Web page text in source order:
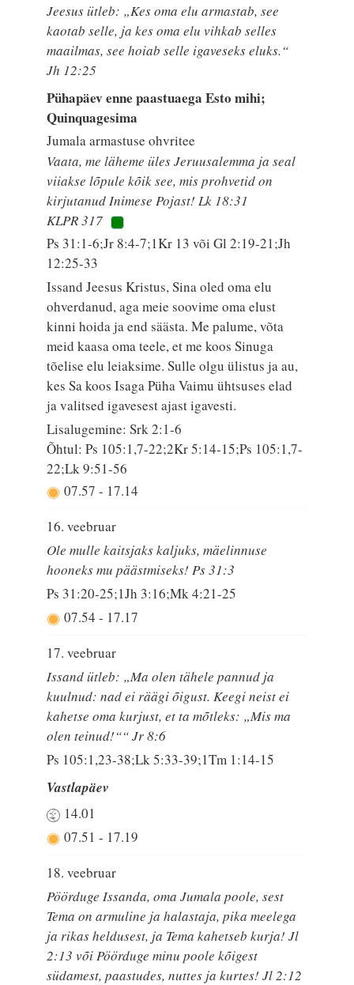
Jeesus ütleb: „Kes oma elu armastab, see
kaotab selle, ja kes oma elu vihkab selles
maailmas, see hoiab selle igaveseks eluks.“
Jh 12:25
Pühapäev enne paastuaega Esto mihi;
Quinquagesima
Jumala armastuse ohvritee
Vaata, me läheme üles Jeruusalemma ja seal
viiakse lõpule kõik see, mis prohvetid on
kirjutanud Inimese Pojast! Lk 18:31
KLPR 317
Ps 31:1-6;Jr 8:4-7;1Kr 13 või Gl 2:19-21;Jh
12:25-33
Issand Jeesus Kristus, Sina oled oma elu
ohverdanud, aga meie soovime oma elust
kinni hoida ja end säästa. Me palume, võta
meid kaasa oma teele, et me koos Sinuga
tõelise elu leiaksime. Sulle olgu ülistus ja au,
kes Sa koos Isaga Püha Vaimu ühtsuses elad
ja valitsed igavesest ajast igavesti.
Lisalugemine: Srk 2:1-6
Õhtul: Ps 105:1,7-22;2Kr 5:14-15;Ps 105:1,7-
22;Lk 9:51-56
07.57- 17.14
16. veebruar
Ole mulle kaitsjaks kaljuks, mäelinnuse
hooneks mu päästmiseks! Ps 31:3
Ps 31:20-25;1Jh 3:16;Mk 4:21-25
07.54- 17.17
17. veebruar
Issand ütleb: „Ma olen tähele pannud ja
kuulnud: nad ei räägi õigust. Keegi neist ei
kahetse oma kurjust, et ta mõtleks: „Mis ma
olen teinud!““ Jr 8:6
Ps 105:1,23-38;Lk 5:33-39;1Tm 1:14-15
Vastlapäev
14.01
07.51- 17.19
18. veebruar
Pöörduge Issanda, oma Jumala poole, sest
Tema on armuline ja halastaja, pika meelega
ja rikas heldusest, ja Tema kahetseb kurja! Jl
2:13 või Pöörduge minu poole kõigest
südamest, paastudes, nuttes ja kurtes! Jl 2:12